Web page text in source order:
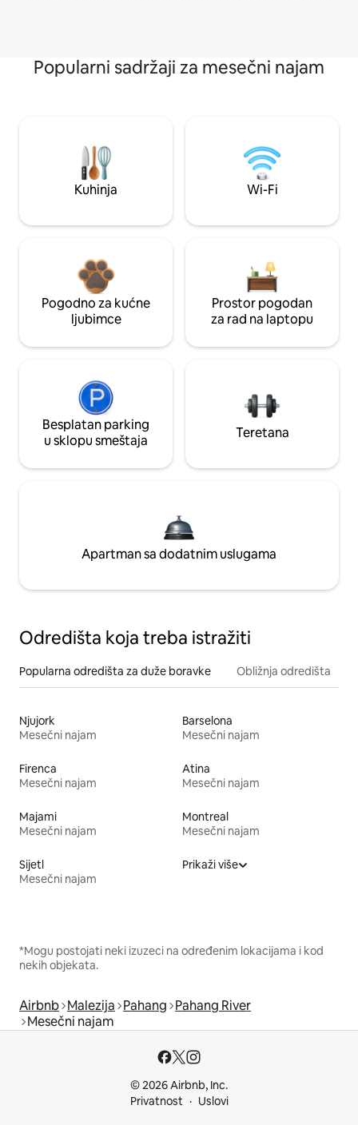
Popularni sadržaji za mesečni najam
Kuhinja Wi-Fi
Pogodno za kućne
ljubimce
Prostor pogodan
za rad na laptopu
Besplatan parking
u sklopu smeštaja
Teretana
Apartman sa dodatnim uslugama
Odredišta koja treba istražiti
Popularna odredišta za duže boravke Obližnja odredišta
Njujork
Mesečni najam
Barselona
Mesečni najam
Firenca
Mesečni najam
Atina
Mesečni najam
Majami
Mesečni najam
Montreal
Mesečni najam
Sijetl
Mesečni najam
Prikaži više
*Mogu postojati neki izuzeci na određenim lokacijama i kod
nekih objekata.
Airbnb Malezija Pahang Pahang River
Mesečni najam
© 2026 Airbnb, Inc.
Privatnost
Uslovi